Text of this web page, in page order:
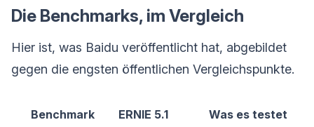
Die Benchmarks, im Vergleich
Hier ist, was Baidu veröffentlicht hat, abgebildet
gegen die engsten öffentlichen Vergleichspunkte.
Benchmark ERNIE 5.1 Was es testet